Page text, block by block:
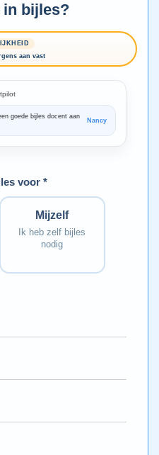
in bijles?
aan vast
goede bijles docent aan
Nancy
voor *
Mijzelf
Ik heb zelf bijles
nodig